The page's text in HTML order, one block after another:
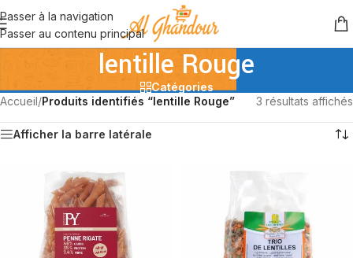
Passer à la navigation
Passer au contenu principal
lentille Rouge
Catégories
Accueil/Produits identifiés “lentille Rouge” 3 résultats affichés
Afficher la barre latérale